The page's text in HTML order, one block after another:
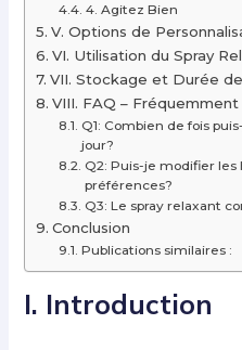
4. Agitez Bien
V. Options de
VI. Utilisation du Spray
VII. Stockage et Durée
VIII. FAQ –
Q1: Combien de fois
jour?
Q2: Puis-je modifier
préférences?
Q3: Le spray relaxant
Conclusion
Publications similaires :
I. Introduction